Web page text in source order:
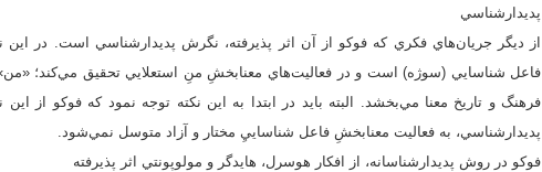
پديدارشناسي
از ديگر جريان‌هاي فكري كه فوكو از آن اثر پذيرفته، نگرش پديدارشناسي است. در
فاعل شناسايي (سوژه) ‌است و در فعاليت‌هاي معنابخشِ ‌منِ ‌استعلايي تحقيق مي‌كند؛
فرهنگ و تاريخ معنا مي‌بخشد. البته بايد در ابتدا به اين نكته توجه نمود كه فوكو از
پديدارشناسي، به فعاليت معنابخشِ فاعل شناساييِ مختار و آزاد متوسل نمي‌شود.
فوكو در روش پديدارشناسانه، از افكار هوسرل، هايدگر ‌و مولوپونتي اثر پذيرفته